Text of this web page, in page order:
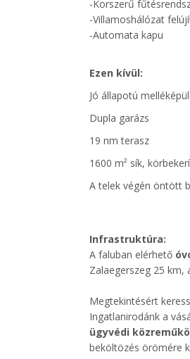
-Korszerű
-Villamoshálózat
-Automata kapu
Ezen kívül:
Jó állapotú
Dupla garázs
19 nm terasz
1600 m² sík,
A telek végén öntött
Infrastruktúra:
A faluban elérhető
Zalaegerszeg 25 km,
Megtekintésért
Ingatlanirodánk a
ügyvédi
beköltözés örömére